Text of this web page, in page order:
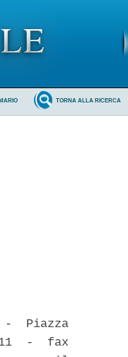
TORNA ALLA RICERCA
-  Piazza
-  fax